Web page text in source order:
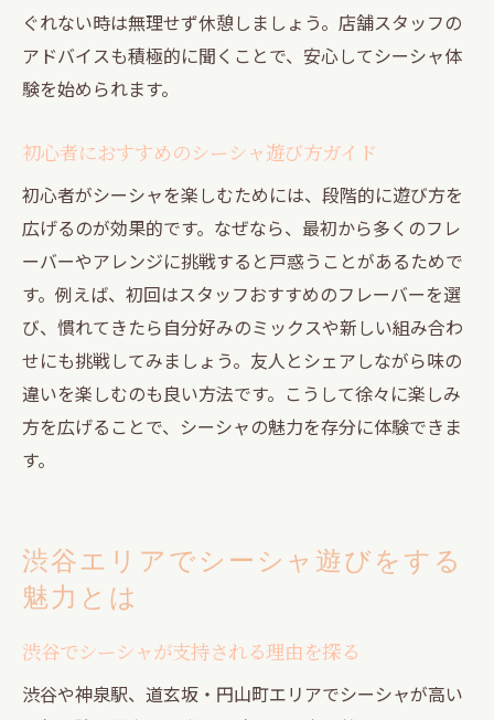
ぐれない時は無理せず休憩しましょう。店舗スタッフの
アドバイスも積極的に聞くことで、安心してシーシャ体
験を始められます。
初心者におすすめのシーシャ遊び方ガイド
初心者がシーシャを楽しむためには、段階的に遊び方を
広げるのが効果的です。なぜなら、最初から多くのフレ
ーバーやアレンジに挑戦すると戸惑うことがあるためで
す。例えば、初回はスタッフおすすめのフレーバーを選
び、慣れてきたら自分好みのミックスや新しい組み合わ
せにも挑戦してみましょう。友人とシェアしながら味の
違いを楽しむのも良い方法です。こうして徐々に楽しみ
方を広げることで、シーシャの魅力を存分に体験できま
す。
渋谷エリアでシーシャ遊びをする
魅力とは
渋谷でシーシャが支持される理由を探る
渋谷や神泉駅、道玄坂・円山町エリアでシーシャが高い